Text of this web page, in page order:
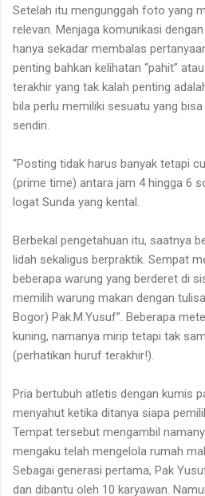
Setelah itu mengunggah foto yang
relevan. Menjaga komunikasi dengan
hanya sekadar membalas
penting bahkan kelihatan “pahit”
terakhir yang tak kalah penting
bila perlu memiliki sesuatu yang bisa
sendiri.
“Posting tidak harus banyak tetapi
(prime time) antara jam 4 hingga 6
logat Sunda yang kental.
Berbekal pengetahuan itu, saatnya
lidah sekaligus berpraktik. Sempat
beberapa warung yang berderet di
memilih warung makan dengan
Bogor) Pak.M.Yusuf”. Beberapa
kuning, namanya mirip tetapi tak
(perhatikan huruf terakhir!).
Pria bertubuh atletis dengan kumis
menyahut ketika ditanya siapa
Tempat tersebut mengambil
mengaku telah mengelola rumah
Sebagai generasi pertama, Pak
dan dibantu oleh 10 karyawan.